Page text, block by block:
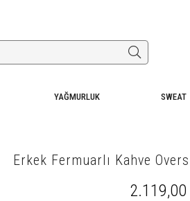
YAĞMURLUK SWEAT
Erkek Fermuarlı Kahve
2.119,00